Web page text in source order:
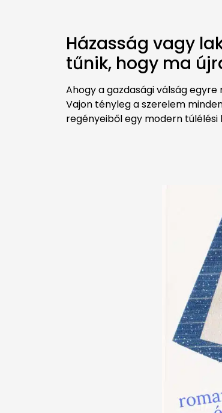
Házasság vagy
tűnik, hogy ma
Ahogy a gazdasági válság
Vajon tényleg a szerelem
regényeiből egy modern túlélési